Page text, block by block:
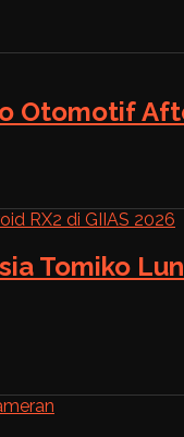
Otomotif
Tomiko